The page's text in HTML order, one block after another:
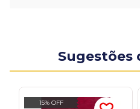
Sugestões
15% OFF